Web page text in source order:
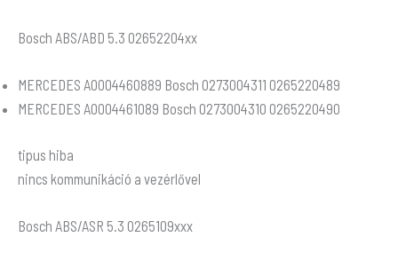
Bosch ABS/ABD 5.3 02652204xx
MERCEDES A0004460889 Bosch 0273004311 0265220489
MERCEDES A0004461089 Bosch 0273004310 0265220490
tipus hiba
nincs kommunikáció a vezérlővel
Bosch ABS/ASR 5.3 0265109xxx